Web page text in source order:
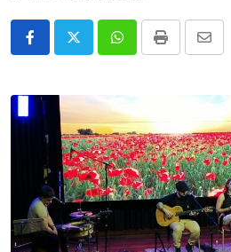
WhatsappPrint
Share
Email